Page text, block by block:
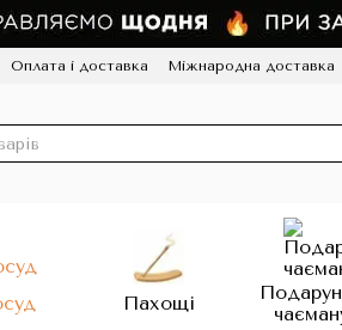
Оплата і доставка Міжнародна доставка
Пахощі